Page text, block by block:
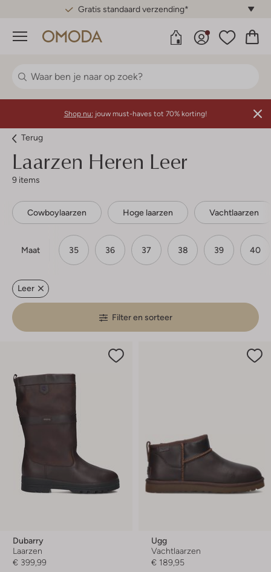
Gratis standaard verzending*
Menu
Shop nu: jouw must-haves tot 70% korting!
Terug
Laarzen Heren Leer
9 items
Cowboylaarzen Hoge laarzen Vachtlaarzen
Maat 35 36 37 38 39 40
Leer
Filter en sorteer
Dubarry
Laarzen
€ 399,99
Ugg
Vachtlaarzen
€ 189,95